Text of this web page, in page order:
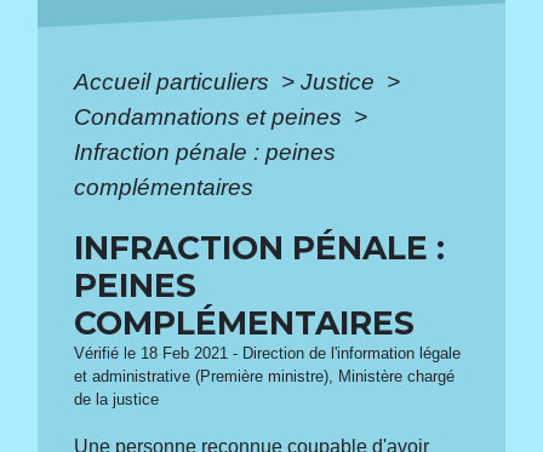
Accueil particuliers > Justice >
Condamnations et peines >
Infraction pénale : peines
complémentaires
INFRACTION PÉNALE :
PEINES
COMPLÉMENTAIRES
Vérifié le 18 Feb 2021 - Direction de l'information légale
et administrative (Première ministre), Ministère chargé
de la justice
Une personne reconnue coupable d'avoir